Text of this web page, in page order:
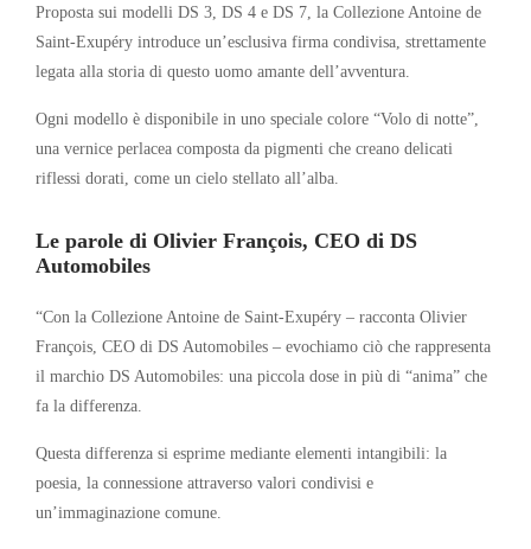
Proposta sui modelli DS 3, DS 4 e DS 7, la Collezione Antoine de
Saint-Exupéry introduce un’esclusiva firma condivisa, strettamente
legata alla storia di questo uomo amante dell’avventura.
Ogni modello è disponibile in uno speciale colore “Volo di notte”,
una vernice perlacea composta da pigmenti che creano delicati
riflessi dorati, come un cielo stellato all’alba.
Le parole di Olivier François, CEO di DS
Automobiles
“Con la Collezione Antoine de Saint-Exupéry – racconta Olivier
François, CEO di DS Automobiles – evochiamo ciò che rappresenta
il marchio DS Automobiles: una piccola dose in più di “anima” che
fa la differenza.
Questa differenza si esprime mediante elementi intangibili: la
poesia, la connessione attraverso valori condivisi e
un’immaginazione comune.